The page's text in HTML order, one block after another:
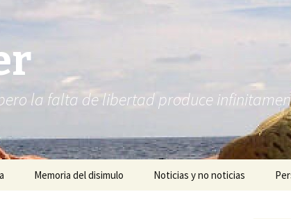
la falta de libertad produce
Memoria del disimulo Noticias y no noticias